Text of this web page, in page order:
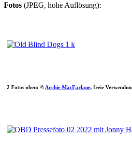
Fotos (JPEG, hohe Auflösung):
2 Fotos oben: © Archie MacFarlane, freie